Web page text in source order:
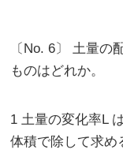
〔No. 6〕 土量の
ものはどれか。
1 土量の変化率L
体積で除して求め